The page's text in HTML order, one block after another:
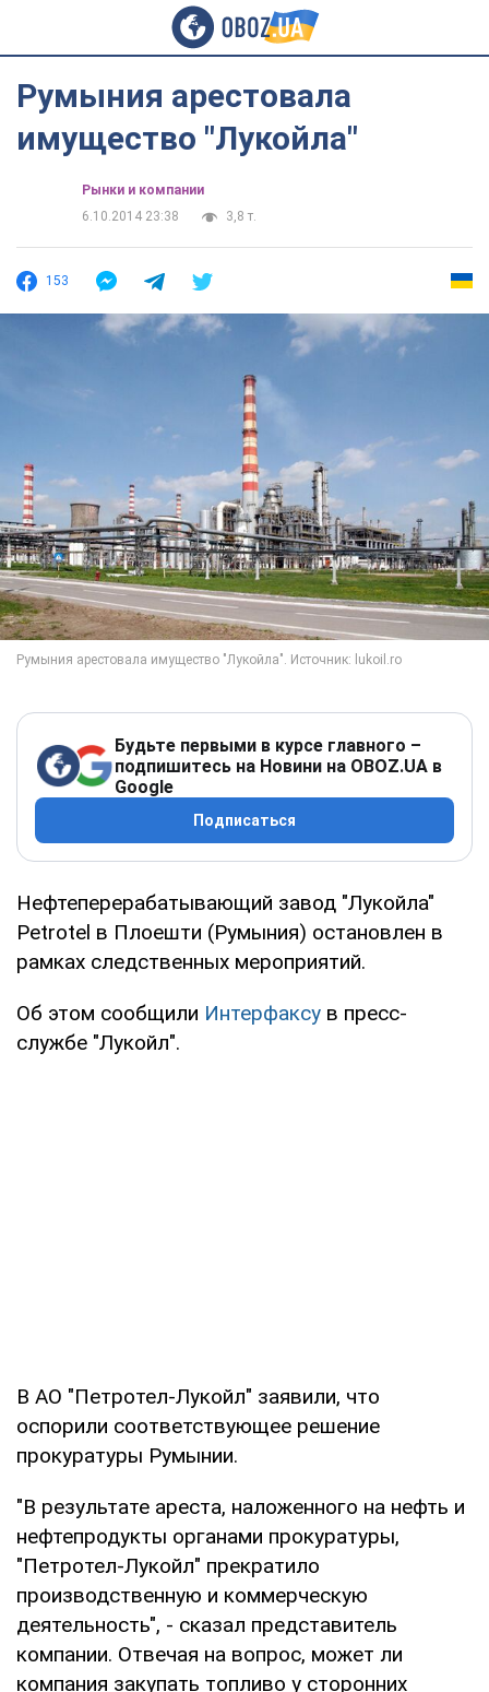
Румыния арестовала
имущество "Лукойла"
Рынки и компании
6.10.2014 23:38
3,8 т.
153
Будьте первыми в курсе главного –
подпишитесь на Новини на OBOZ.UA в
Google
Подписаться
Нефтеперерабатывающий завод "Лукойла"
Petrotel в Плоешти (Румыния) остановлен в
рамках следственных мероприятий.
Об этом сообщили Интерфаксу в пресс-
службе "Лукойл".
В АО "Петротел-Лукойл" заявили, что
оспорили соответствующее решение
прокуратуры Румынии.
"В результате ареста, наложенного на нефть и
нефтепродукты органами прокуратуры,
"Петротел-Лукойл" прекратило
производственную и коммерческую
деятельность", - сказал представитель
компании. Отвечая на вопрос, может ли
компания закупать топливо у сторонних